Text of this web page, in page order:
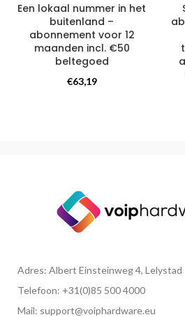
Een lokaal nummer in het
buitenland –
abonnement voor 12
maanden incl. €50
beltegoed
Telefoonnummer
€63,19
Adres: Albert Einsteinweg 4, Lelystad
Telefoon: +31(0)85 500 4000
Mail: support@voiphardware.eu